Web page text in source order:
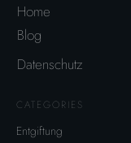
Home
Blog
Datenschutz
CATEGORIES
Entgiftung